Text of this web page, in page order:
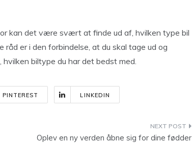
kan det være svært at finde ud af, hvilken type bil
er i den forbindelse, at du skal tage ud og
biltype du har det bedst med.
PINTEREST LINKEDIN
Oplev en ny verden åbne sig for dine fødder